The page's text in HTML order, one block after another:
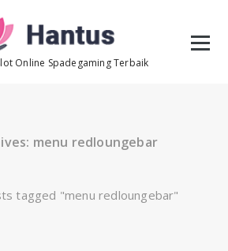
Online Spadegaming Terbaik
menu redloungebar
tagged "menu redloungebar"